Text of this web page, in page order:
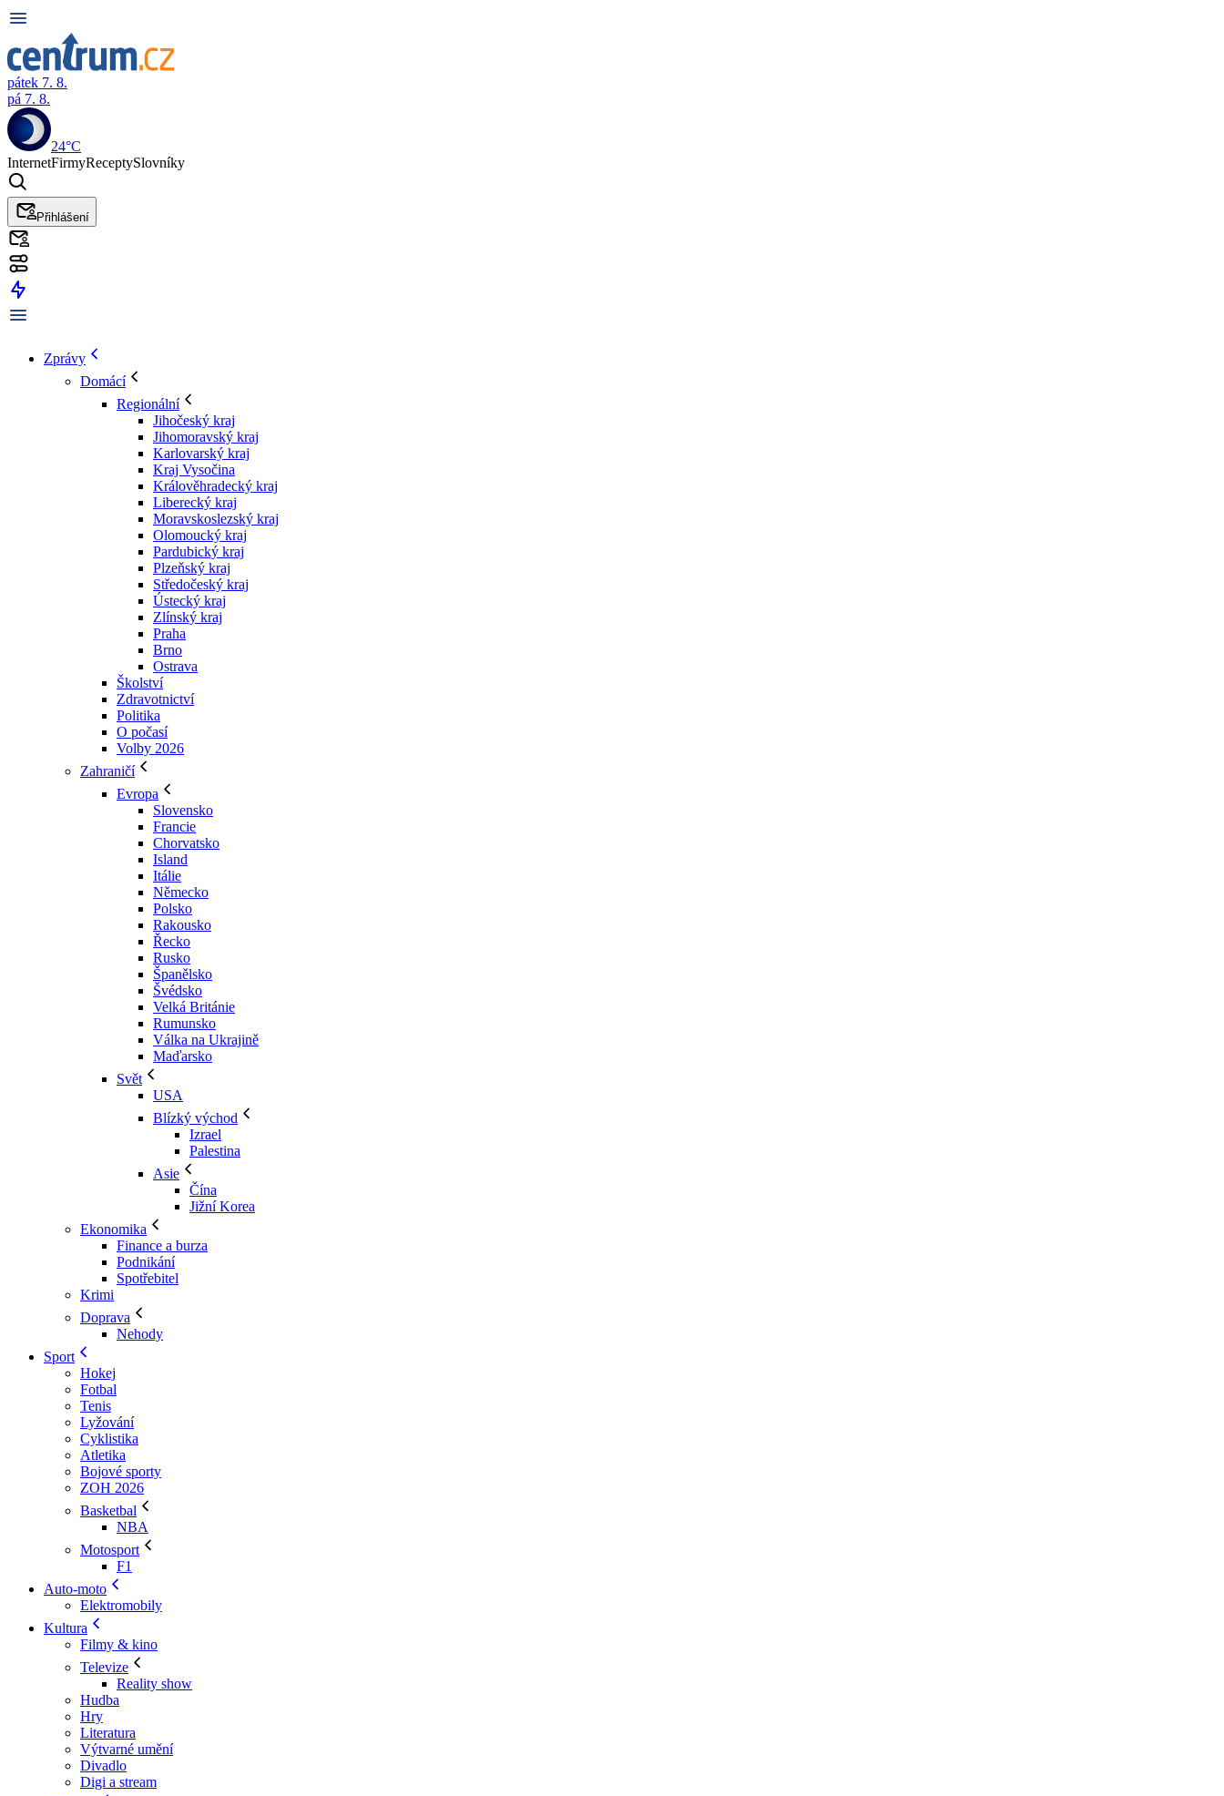
pátek 7. 8.
pá 7. 8.
24°C
InternetFirmyReceptySlovníky
Přihlášení
Zprávy
Domácí
Regionální
Jihočeský kraj
Jihomoravský kraj
Karlovarský kraj
Kraj Vysočina
Králověhradecký kraj
Liberecký kraj
Moravskoslezský kraj
Olomoucký kraj
Pardubický kraj
Plzeňský kraj
Středočeský kraj
Ústecký kraj
Zlínský kraj
Praha
Brno
Ostrava
Školství
Zdravotnictví
Politika
O počasí
Volby 2026
Zahraničí
Evropa
Slovensko
Francie
Chorvatsko
Island
Itálie
Německo
Polsko
Rakousko
Řecko
Rusko
Španělsko
Švédsko
Velká Británie
Rumunsko
Válka na Ukrajině
Maďarsko
Svět
USA
Blízký východ
Izrael
Palestina
Asie
Čína
Jižní Korea
Ekonomika
Finance a burza
Podnikání
Spotřebitel
Krimi
Doprava
Nehody
Sport
Hokej
Fotbal
Tenis
Lyžování
Cyklistika
Atletika
Bojové sporty
ZOH 2026
Basketbal
NBA
Motosport
F1
Auto-moto
Elektromobily
Kultura
Filmy & kino
Televize
Reality show
Hudba
Hry
Literatura
Výtvarné umění
Divadlo
Digi a stream